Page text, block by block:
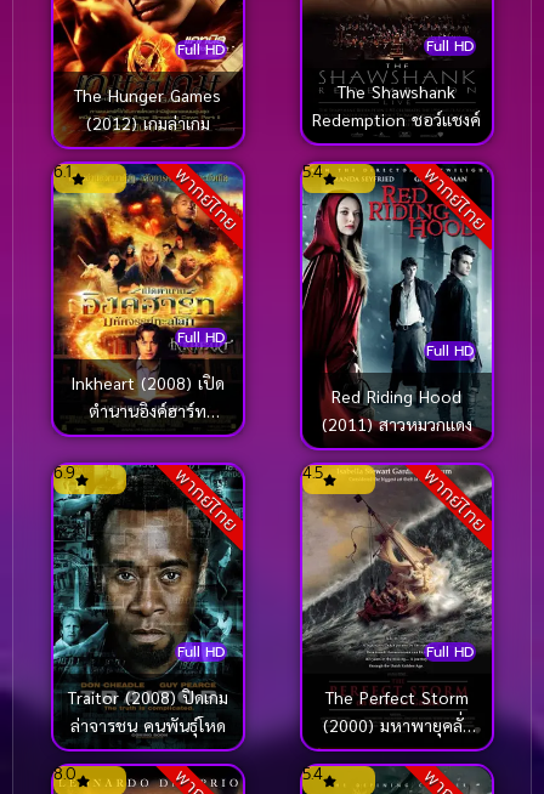
Full HD
The Hunger Games
(2012) เกมล่าเกม
Full HD
The Shawshank
Redemption ชอว์แชงค์
พากย์ไทย
Full HD
6.1
Inkheart (2008) เปิด
ตำนานอิงค์ฮาร์ท
มหัศจรรย์ทะลุโลก
พากย์ไทย
Full HD
5.4
Red Riding Hood
(2011) สาวหมวกแดง
พากย์ไทย
Full HD
6.9
Traitor (2008) ปิดเกม
ล่าจารชน คนพันธุ์โหด
พากย์ไทย
Full HD
4.5
The Perfect Storm
(2000) มหาพายุคลั่ง
สะท้านโลก
8.0 5.4